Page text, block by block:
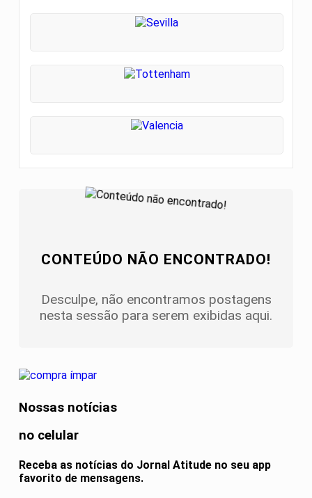
CONTEÚDO NÃO ENCONTRADO!
Desculpe, não encontramos postagens
nesta sessão para serem exibidas aqui.
Nossas notícias
no celular
Receba as notícias do Jornal Atitude no seu app
favorito de mensagens.